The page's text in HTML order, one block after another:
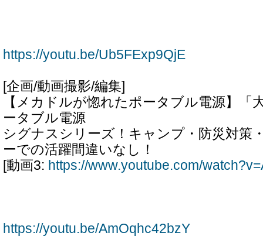
https://youtu.be/Ub5FExp9QjE
[企画/動画撮影/編集]
【メカドルが惚れたポータブル電源】「
ータブル電源
シグナスシリーズ！キャンプ・防災対策
ーでの活躍間違いなし！
[動画3: https://www.youtube.com/
https://youtu.be/AmOqhc42bzY